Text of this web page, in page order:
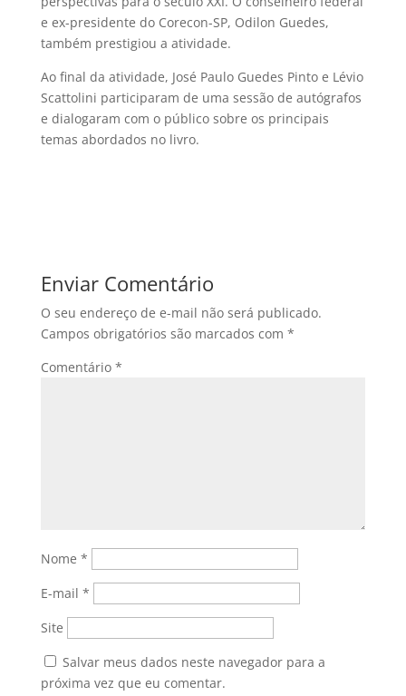
e ex-presidente do Corecon-SP, Odilon Guedes,
também prestigiou a atividade.
Ao final da atividade, José Paulo Guedes Pinto e Lévio
Scattolini participaram de uma sessão de autógrafos
e dialogaram com o público sobre os principais
temas abordados no livro.
Enviar Comentário
O seu endereço de e-mail não será publicado.
Campos obrigatórios são marcados com *
Comentário *
Nome *
E-mail *
Site
Salvar meus dados neste navegador para a
próxima vez que eu comentar.